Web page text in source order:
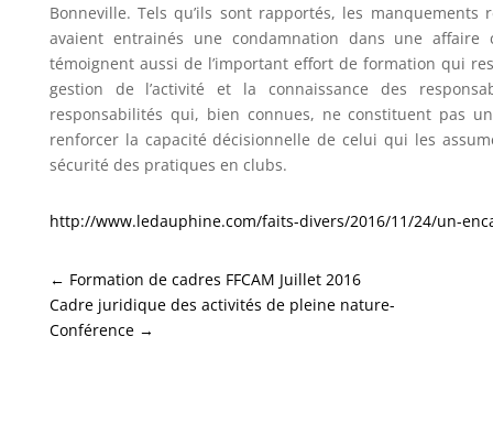
Bonneville. Tels qu’ils sont rapportés, les
avaient entrainés une condamnation dans une
témoignent aussi de l’important effort de formation qui
gestion de l’activité et la connaissance des
responsabilités qui, bien connues, ne constituent pas
renforcer la capacité décisionnelle de celui qui les
sécurité des pratiques en clubs.
http://www.ledauphine.com/faits-divers/2016/11/24/un-
← Formation de cadres FFCAM Juillet 2016
Cadre juridique des activités de pleine nature-
Conférence→